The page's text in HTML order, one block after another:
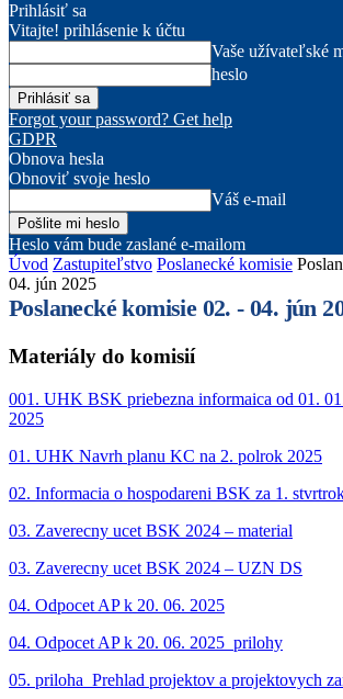
Prihlásiť sa
Vitajte! prihlásenie k účtu
Vaše užívateľské
heslo
Forgot your password? Get help
GDPR
Obnova hesla
Obnoviť svoje heslo
Váš e-mail
Heslo vám bude zaslané e-mailom
Úvod Zastupiteľstvo Poslanecké komisie
04. jún 2025
Poslanecké komisie 02. - 04. jún
Materiály do komisií
001. UHK BSK priebezna informaica od 01.
2025
01. UHK Navrh planu KC na 2. polrok 2025
02. Informacia o hospodareni BSK za 1.
03. Zaverecny ucet BSK 2024 – material
03. Zaverecny ucet BSK 2024 – UZN DS
04. Odpocet AP k 20. 06. 2025
04. Odpocet AP k 20. 06. 2025_prilohy
05. priloha_Prehlad projektov a projektovych